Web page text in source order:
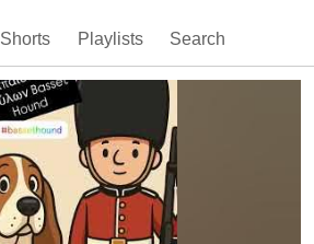
Shorts Playlists Search